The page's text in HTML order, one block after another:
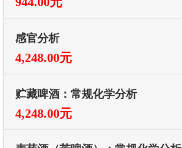
感官分析
4,248.00元
贮藏啤酒：常规化学分析
4,248.00元